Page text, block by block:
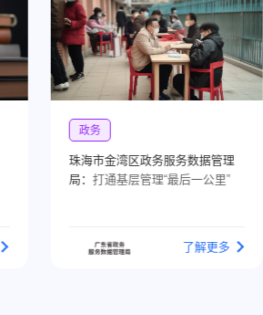
政务
珠海市金湾区政务服务数据管理
局： 打通基层管理“最后一公里”
了解更多